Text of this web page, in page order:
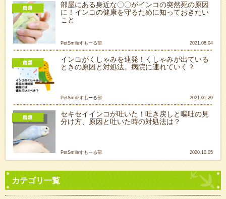
部屋にある身近な〇〇がインコの突然死の原因
に！インコの健康を守るために知っておきたい
こと
PetSmileすもーる部 2021.08.04
インコがくしゃみを連発！くしゃみが出ている
ときの原因と対処法。病院に連れていく？
PetSmileすもーる部 2021.01.20
セキセイインコが吐いた！吐き戻しと嘔吐の見
分け方、原因と吐いた時の対処法は？
PetSmileすもーる部 2020.10.05